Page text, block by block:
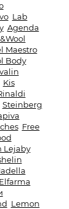
Lab
Agenda
Maestro
Body
Kis
Steinberg
Free
Lejaby
Elfarma
Lemon